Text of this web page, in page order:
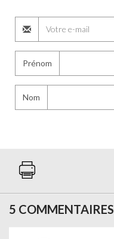
Prénom
Nom
5 COMMENTAIRES